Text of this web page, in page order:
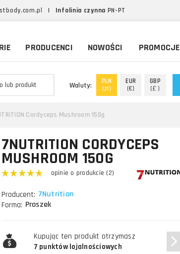
| Infolinia czynna PN-PT
PRODUCENCI NOWOŚCI PROMOCJE
Waluty:
PLN
(zł)
EUR
(€)
GBP
(£ )
Cordyceps Mushroom 150g
7NUTRITION CORDYCEPS
MUSHROOM 150G
opinie o produkcie (2)
Producent: 7Nutrition
Forma: Proszek
Kupując ten produkt otrzymasz
7 punktów lojalnościowych